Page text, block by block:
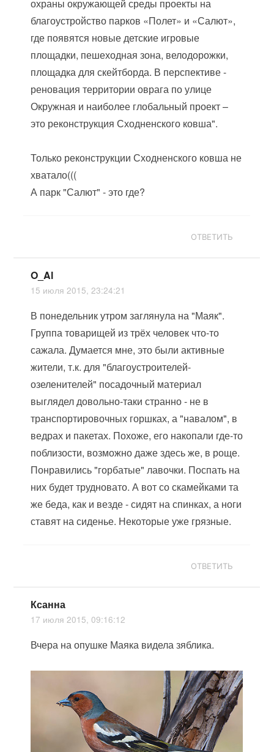
охраны окружающей среды проекты на
благоустройство парков «Полет» и «Салют»,
где появятся новые детские игровые
площадки, пешеходная зона, велодорожки,
площадка для скейтборда. В перспективе -
реновация территории оврага по улице
Окружная и наиболее глобальный проект –
это реконструкция Сходненского ковша".
Только реконструкции Сходненского ковша не
хватало(((
А парк "Салют" - это где?
ОТВЕТИТЬ
O_Al
15 июля 2015, 23:24:21
В понедельник утром заглянула на "Маяк".
Группа товарищей из трёх человек что-то
сажала. Думается мне, это были активные
жители, т.к. для "благоустроителей-
озеленителей" посадочный материал
выглядел довольно-таки странно - не в
транспортировочных горшках, а "навалом", в
ведрах и пакетах. Похоже, его накопали где-то
поблизости, возможно даже здесь же, в роще.
Понравились "горбатые" лавочки. Поспать на
них будет трудновато. А вот со скамейками та
же беда, как и везде - сидят на спинках, а ноги
ставят на сиденье. Некоторые уже грязные.
ОТВЕТИТЬ
Ксанна
17 июля 2015, 09:16:12
Вчера на опушке Маяка видела зяблика.